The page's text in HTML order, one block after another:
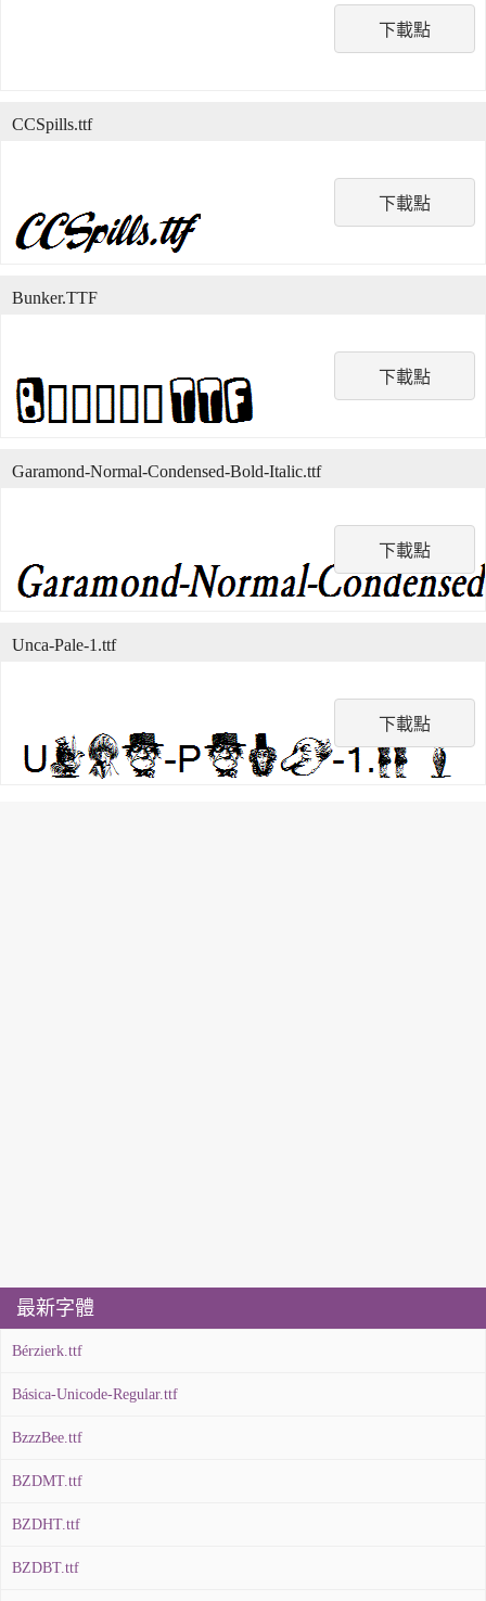
下載點
下載點
CCSpills.ttf
下載點
Bunker.TTF
下載點
Garamond-Normal-Condensed-Bold-Italic.ttf
下載點
Unca-Pale-1.ttf
最新字體
Bérzierk.ttf
Básica-Unicode-Regular.ttf
BzzzBee.ttf
BZDMT.ttf
BZDHT.ttf
BZDBT.ttf